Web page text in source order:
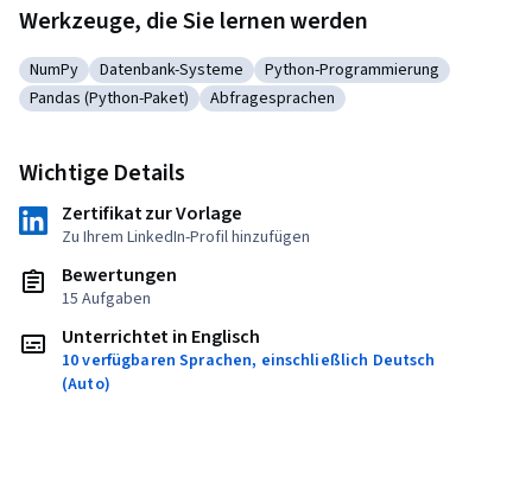
Werkzeuge, die Sie lernen werden
Kategorie: NumPy
NumPy Kategorie: Datenbank-Systeme
Datenbank-Systeme Kategorie: Python-
Python-Programmierung
Kategorie: Pandas (Python-Paket)
Pandas (Python-Paket) Kategorie: Abfragesprachen
Abfragesprachen
Wichtige Details
Zertifikat zur Vorlage
Zu Ihrem LinkedIn-Profil hinzufügen
Bewertungen
15 Aufgaben
Unterrichtet in Englisch
10 verfügbaren Sprachen, einschließlich Deutsch
(Auto)